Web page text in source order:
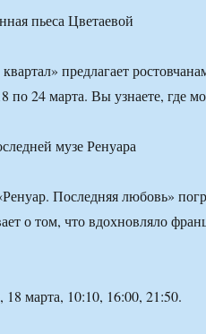
пьеса Цветаевой
предлагает
по 24 марта. Вы узнаете, где
музе Ренуара
Последняя любовь»
о том, что вдохновляло
марта, 10:10, 16:00, 21:50.